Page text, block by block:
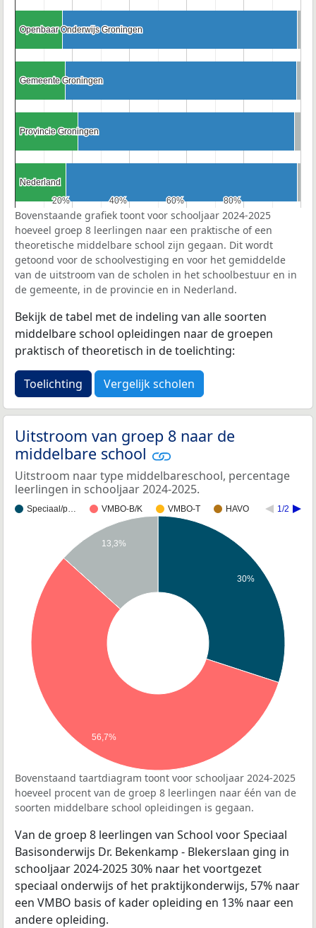
20%
20% 40%
40% 60%
60% 80%
80%
Openbaar Onderwijs Groningen
Openbaar Onderwijs Groningen
Gemeente Groningen
Gemeente Groningen
Provincie Groningen
Provincie Groningen
Nederland
Nederland
Bovenstaande grafiek toont voor schooljaar 2024-2025
hoeveel groep 8 leerlingen naar een praktische of een
theoretische middelbare school zijn gegaan. Dit wordt
getoond voor de schoolvestiging en voor het gemiddelde
van de uitstroom van de scholen in het schoolbestuur en in
de gemeente, in de provincie en in Nederland.
Bekijk de tabel met de indeling van alle soorten
middelbare school opleidingen naar de groepen
praktisch of theoretisch in de toelichting:
Toelichting Vergelijk scholen
Uitstroom van groep 8 naar de
middelbare school
Uitstroom naar type middelbareschool, percentage
leerlingen in schooljaar 2024-2025.
Speciaal/p… VMBO-B/K VMBO-T HAVO 1/2
30%
13,3%
56,7%
Bovenstaand taartdiagram toont voor schooljaar 2024-2025
hoeveel procent van de groep 8 leerlingen naar één van de
soorten middelbare school opleidingen is gegaan.
Van de groep 8 leerlingen van School voor Speciaal
Basisonderwijs Dr. Bekenkamp - Blekerslaan ging in
schooljaar 2024-2025 30% naar het voortgezet
speciaal onderwijs of het praktijkonderwijs, 57% naar
een VMBO basis of kader opleiding en 13% naar een
andere opleiding.